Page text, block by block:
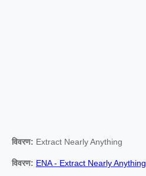
विवरण: Extract Nearly Anything
विवरण: ENA - Extract Nearly Anything